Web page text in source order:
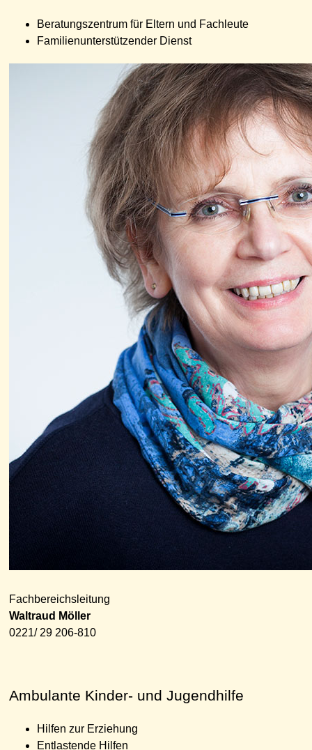
Beratungszentrum für Eltern und Fachleute
Familienunterstützender Dienst
Fachbereichsleitung
Waltraud Möller
0221/ 29 206-810
Ambulante Kinder- und Jugendhilfe
Hilfen zur Erziehung
Entlastende Hilfen